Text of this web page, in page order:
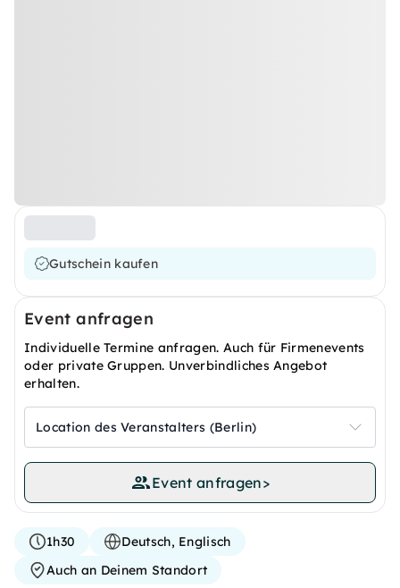
Gutschein kaufen
Event anfragen
Individuelle Termine anfragen. Auch für Firmenevents
oder private Gruppen. Unverbindliches Angebot
erhalten.
Location des Veranstalters (Berlin)
Event anfragen>
1h30
Deutsch, Englisch
Auch an Deinem Standort